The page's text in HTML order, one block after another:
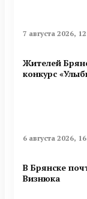
7 августа 2026,
Жителей
конкурс
6 августа 2026,
В Брянске
Визнюка